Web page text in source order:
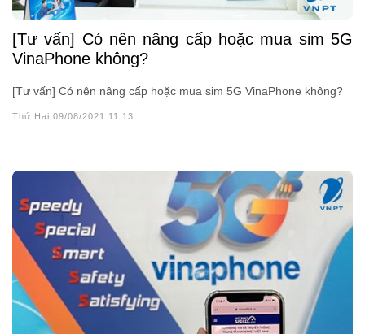
[Tư vấn] Có nên nâng cấp hoặc mua sim 5G
VinaPhone không?
[Tư vấn] Có nên nâng cấp hoặc mua sim 5G VinaPhone không?
Thứ Hai 09/08/2021 11:13